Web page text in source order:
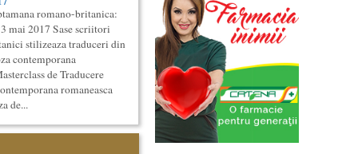
romano-britanica:
mai 2017 Sase scriitori
stilizeaza traduceri din
contemporana
de Traducere
romaneasca
de...